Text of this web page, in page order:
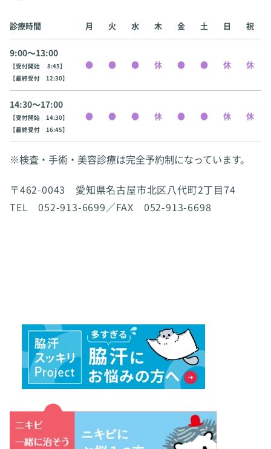
診療時間 月 火 水 木 金 土 日 祝
9:00〜13:00
【受付開始 8:45】
【最終受付 12:30】
14:30〜17:00
【受付開始 14:30】
【最終受付 16:45】
※検査・手術・美容診療は完全予約制になっています。
〒462-0043 愛知県名古屋市北区八代町2丁目74
TEL 052-913-6699／FAX 052-913-6698